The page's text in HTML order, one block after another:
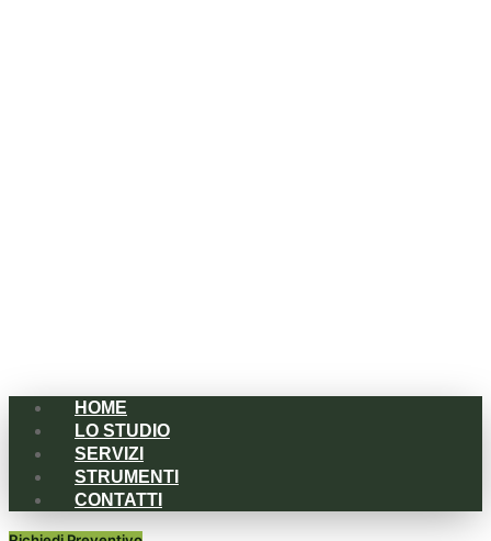
HOME
LO STUDIO
SERVIZI
STRUMENTI
CONTATTI